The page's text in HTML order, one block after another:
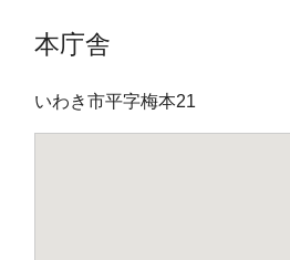
本庁舎
いわき市平字梅本21